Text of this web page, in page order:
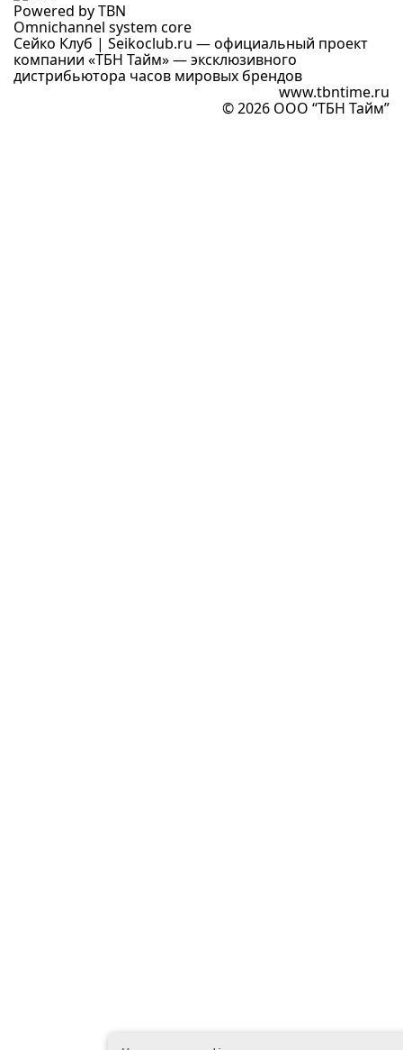
Powered by TBN
Omnichannel system core
Сейко Клуб | Seikoclub.ru — официальный проект
компании «ТБН Тайм» — эксклюзивного
дистрибьютора часов мировых брендов
www.tbntime.ru
© 2026 ООО “ТБН Тайм”